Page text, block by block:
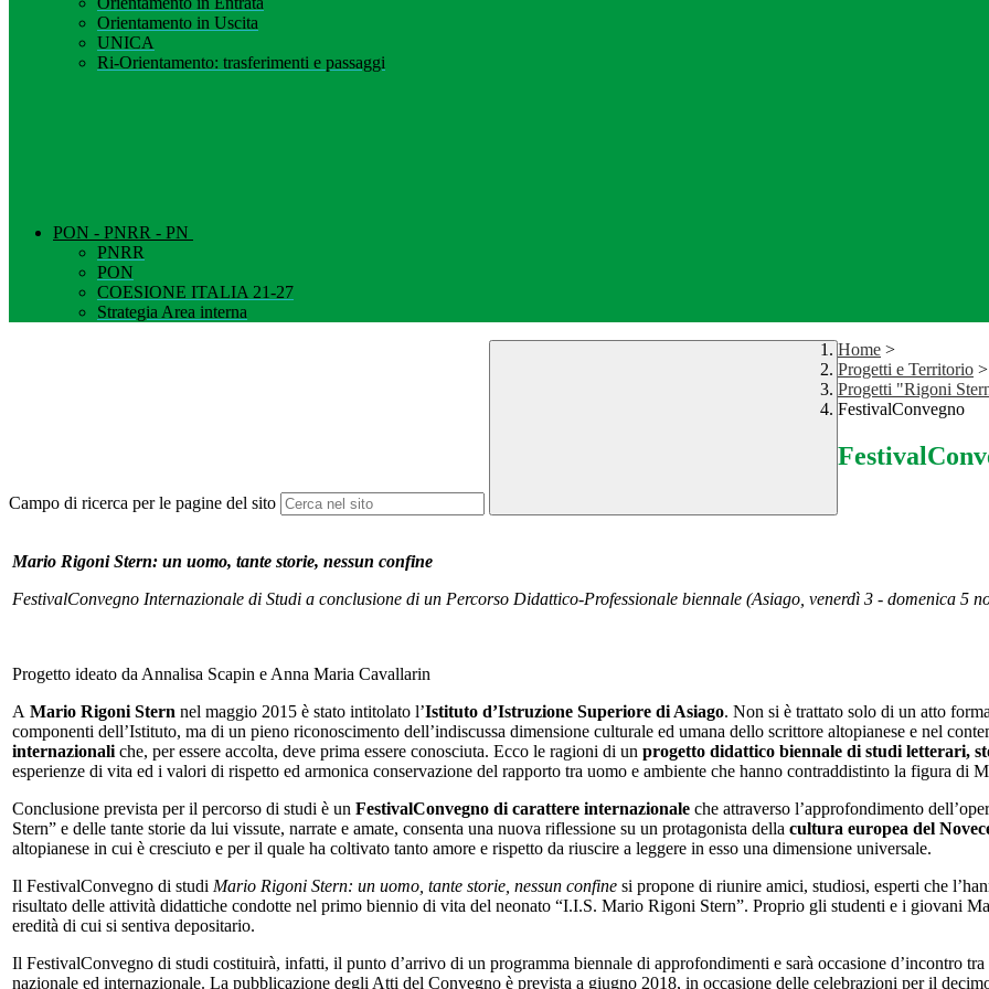
Orientamento in Uscita
UNICA
Ri-Orientamento: trasferimenti e passaggi
PON - PNRR - PN
PNRR
PON
COESIONE ITALIA 21-27
Strategia Area interna
Campo di ricerca per le pagine del sito
Home >
Progetti e Territorio >
Progetti "Rigoni
FestivalConvegno
Mario Rigoni Stern: un uomo, tante storie, nessun confine
FestivalConvegno Internazionale di Studi a conclusione di un Percorso Didattico-Professionale biennale (Asiago, venerdì 3 - domenica 5
Progetto ideato da Annalisa Scapin e Anna Maria Cavallarin
A Mario Rigoni Stern nel maggio 2015 è stato intitolato l’Istituto d’Istruzione Superiore di Asiago. Non si è trattato solo di un atto
componenti dell’Istituto, ma di un pieno riconoscimento dell’indiscussa dimensione culturale ed umana dello scrittore altopianese e nel
internazionali che, per essere accolta, deve prima essere conosciuta. Ecco le ragioni di un progetto didattico biennale di studi letterari,
esperienze di vita ed i valori di rispetto ed armonica conservazione del rapporto tra uomo e ambiente che hanno contraddistinto la figura di
Conclusione prevista per il percorso di studi è un FestivalConvegno di carattere internazionale che attraverso l’approfondimento
Stern” e delle tante storie da lui vissute, narrate e amate, consenta una nuova riflessione su un protagonista della cultura europea del
altopianese in cui è cresciuto e per il quale ha coltivato tanto amore e rispetto da riuscire a leggere in esso una dimensione universale.
Il FestivalConvegno di studi Mario Rigoni Stern: un uomo, tante storie, nessun confine si propone di riunire amici, studiosi, esperti che
risultato delle attività didattiche condotte nel primo biennio di vita del neonato “I.I.S. Mario Rigoni Stern”. Proprio gli studenti e i giovani
eredità di cui si sentiva depositario.
Il FestivalConvegno di studi costituirà, infatti, il punto d’arrivo di un programma biennale di approfondimenti e sarà occasione d’incontro
nazionale ed internazionale. La pubblicazione degli Atti del Convegno è prevista a giugno 2018, in occasione delle celebrazioni per il